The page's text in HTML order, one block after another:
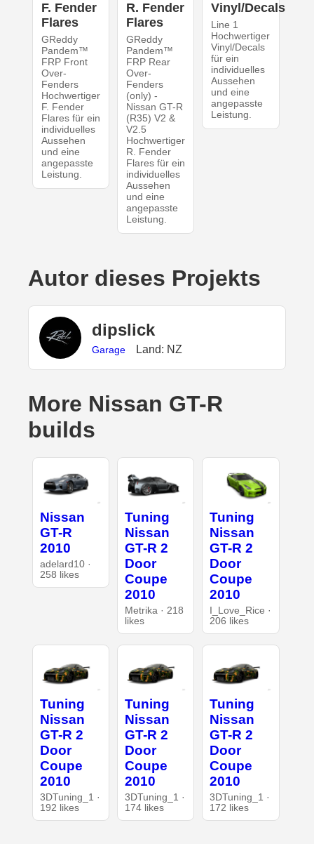
F. Fender
Flares
GReddy
Pandem™
FRP Front
Over-
Fenders
Hochwertiger
F. Fender
Flares für ein
individuelles
Aussehen
und eine
angepasste
Leistung.
R. Fender
Flares
GReddy
Pandem™
FRP Rear
Over-
Fenders
(only) -
Nissan GT-R
(R35) V2 &
V2.5
Hochwertiger
R. Fender
Flares für ein
individuelles
Aussehen
und eine
angepasste
Leistung.
Vinyl/Decals
Line 1
Hochwertiger
Vinyl/Decals
für ein
individuelles
Aussehen
und eine
angepasste
Leistung.
Autor dieses Projekts
dipslick
Garage Land: NZ
More Nissan GT-R
builds
Nissan
GT-R
2010
adelard10 ·
258 likes
Tuning
Nissan
GT-R 2
Door
Coupe
2010
Metrika · 218
likes
Tuning
Nissan
GT-R 2
Door
Coupe
2010
I_Love_Rice ·
206 likes
Tuning
Nissan
GT-R 2
Door
Coupe
2010
3DTuning_1 ·
192 likes
Tuning
Nissan
GT-R 2
Door
Coupe
2010
3DTuning_1 ·
174 likes
Tuning
Nissan
GT-R 2
Door
Coupe
2010
3DTuning_1 ·
172 likes